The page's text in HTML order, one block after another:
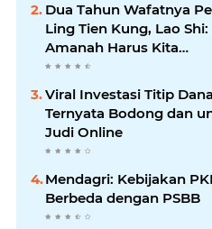
Dua Tahun Wafatnya
Ling Tien Kung, Lao Shi:
Amanah Harus Kita
Laksanakan!
Viral Investasi Titip Dana
Ternyata Bodong dan
Judi Online
Mendagri: Kebijakan
Berbeda dengan PSBB